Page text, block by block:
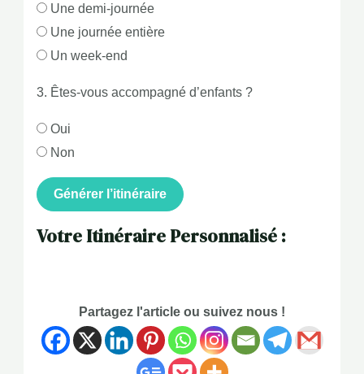
Une demi-journée
Une journée entière
Un week-end
3. Êtes-vous accompagné d’enfants ?
Oui
Non
Générer l’itinéraire
Votre Itinéraire Personnalisé :
Partagez l'article ou suivez nous !